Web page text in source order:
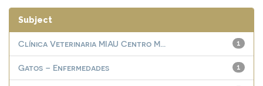
Subject
1
Clínica Veterinaria MIAU Centro M...
1
Gatos – Enfermedades